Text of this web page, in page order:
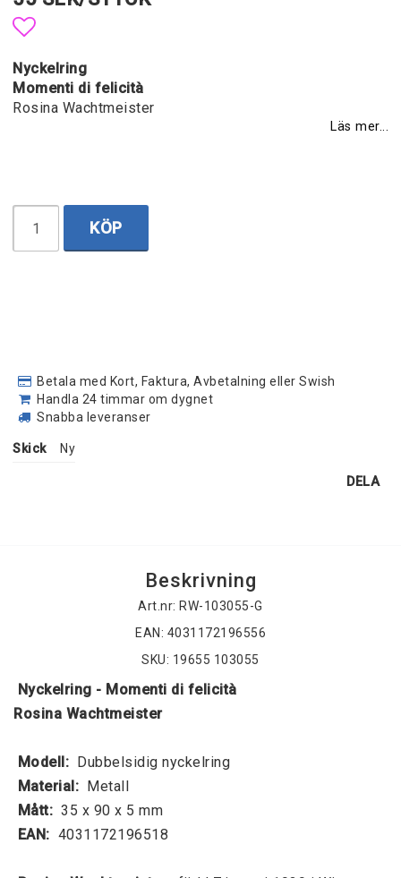
Lägg till i favoritlistan
Nyckelring
Momenti di felicità
Rosina Wachtmeister
Läs mer...
KÖP
Betala med Kort, Faktura, Avbetalning eller Swish
Handla 24 timmar om dygnet
Snabba leveranser
Skick Ny
DELA
Beskrivning
Art.nr: RW-103055-G
EAN: 4031172196556
SKU: 19655 103055
Nyckelring - Momenti di felicità
Rosina Wachtmeister
Modell:
Dubbelsidig nyckelring
Material:
Metall
Mått: 35 x 90 x 5 mm
EAN: 4031172196518